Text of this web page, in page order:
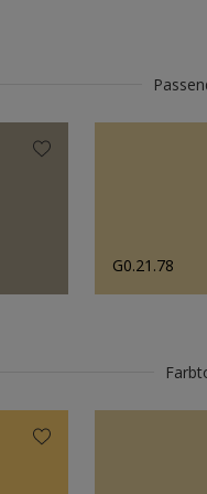
G0.21.78